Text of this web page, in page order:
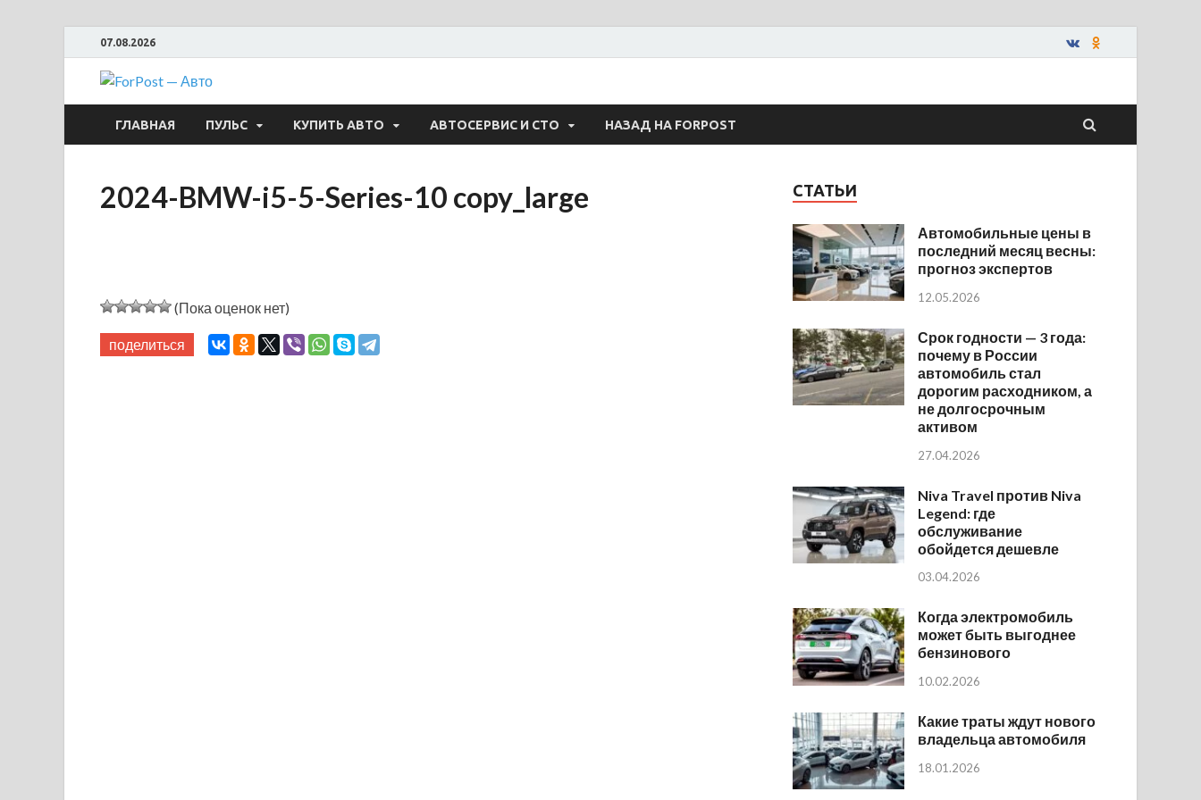
07.08.2026
ForPost — Авто
ГЛАВНАЯ ПУЛЬС КУПИТЬ АВТО АВТОСЕРВИС И СТО НАЗАД НА FORPOST
2024-BMW-i5-5-Series-10 copy_large
(Пока оценок нет)
поделиться
СТАТЬИ
Автомобильные цены в
последний месяц весны:
прогноз экспертов
12.05.2026
Срок годности — 3 года:
почему в России
автомобиль стал
дорогим расходником, а
не долгосрочным
активом
27.04.2026
Niva Travel против Niva
Legend: где
обслуживание
обойдется дешевле
03.04.2026
Когда электромобиль
может быть выгоднее
бензинового
10.02.2026
Какие траты ждут нового
владельца автомобиля
18.01.2026